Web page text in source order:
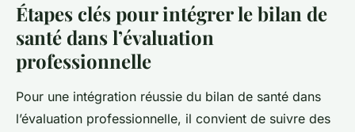
Étapes clés pour intégrer le bilan de
santé dans l’évaluation
professionnelle
Pour une intégration réussie du bilan de santé dans
l’évaluation professionnelle, il convient de suivre des